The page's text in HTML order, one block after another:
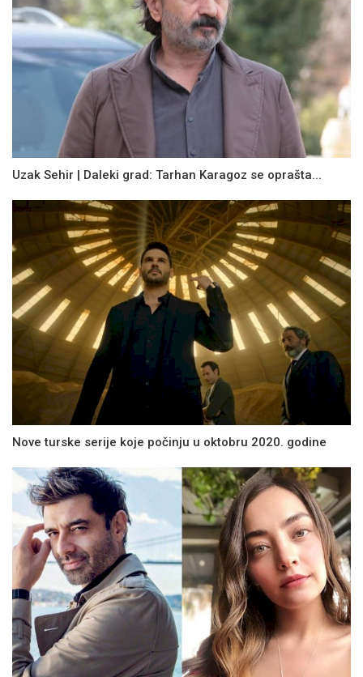
Uzak Sehir | Daleki grad: Tarhan Karagoz se oprašta...
Nove turske serije koje počinju u oktobru 2020. godine